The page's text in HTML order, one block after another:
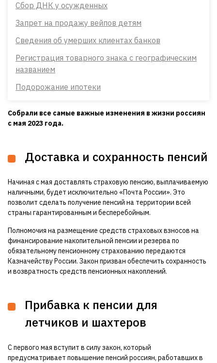
Сбор ДНК у осужденных
Запрет на продажу вейпов детям
Сведения об умерших клиентах банков
Регистрация товарного знака с географическим
названием
Подорожание ипотеки
Собрали все самые важные изменения в жизни россиян
с мая 2023 года.
Доставка и сохранность пенсий
Начиная с мая доставлять страховую пенсию, выплачиваемую
наличными, будет исключительно «Почта России». Это
позволит сделать получение пенсий на территории всей
страны гарантированным и бесперебойным.
Полномочия на размещение средств страховых взносов на
финансирование накопительной пенсии и резерва по
обязательному пенсионному страхованию передаются
Казначейству России. Закон призван обеспечить сохранность
и возвратность средств пенсионных накоплений.
Прибавка к пенсии для
летчиков и шахтеров
С первого мая вступит в силу закон, который
предусматривает повышение пенсий россиян, работавших в